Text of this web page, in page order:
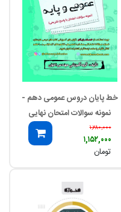
خط پایان دروس عمومی دهم -
نمونه سوالات امتحان نهایی
۱,۲۸۰,۰۰۰
۱,۱۵۲,۰۰۰
تومان